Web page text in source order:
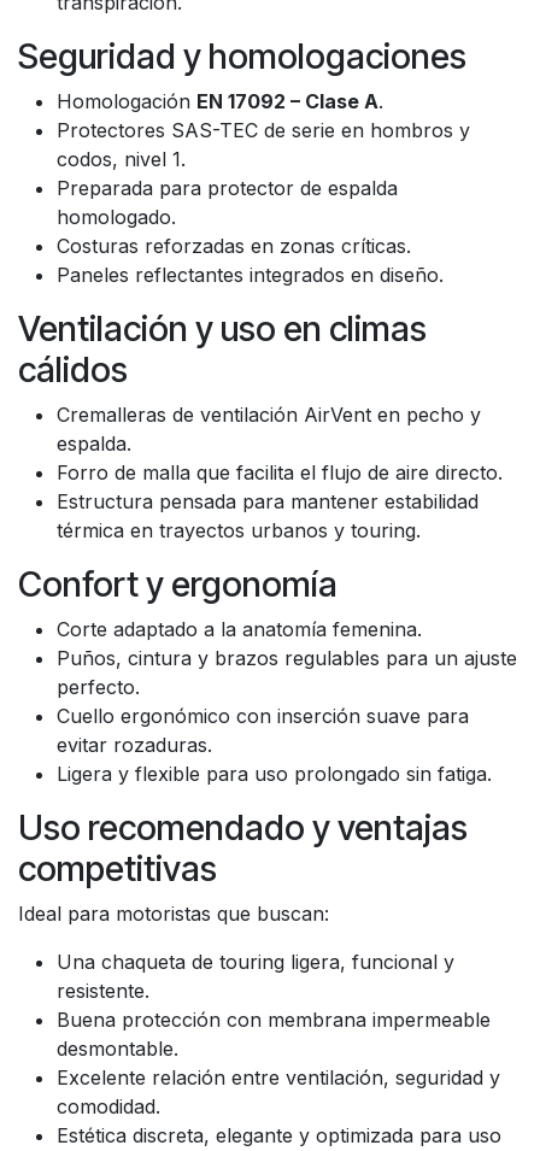
Seguridad y homologaciones
Homologación EN 17092 – Clase A.
Protectores SAS-TEC de serie en hombros y
codos, nivel 1.
Preparada para protector de espalda
homologado.
Costuras reforzadas en zonas críticas.
Paneles reflectantes integrados en diseño.
Ventilación y uso en climas
cálidos
Cremalleras de ventilación AirVent en pecho y
espalda.
Forro de malla que facilita el flujo de aire directo.
Estructura pensada para mantener estabilidad
térmica en trayectos urbanos y touring.
Confort y ergonomía
Corte adaptado a la anatomía femenina.
Puños, cintura y brazos regulables para un ajuste
perfecto.
Cuello ergonómico con inserción suave para
evitar rozaduras.
Ligera y flexible para uso prolongado sin fatiga.
Uso recomendado y ventajas
competitivas
Ideal para motoristas que buscan:
Una chaqueta de touring ligera, funcional y
resistente.
Buena protección con membrana impermeable
desmontable.
Excelente relación entre ventilación, seguridad y
comodidad.
Estética discreta, elegante y optimizada para uso